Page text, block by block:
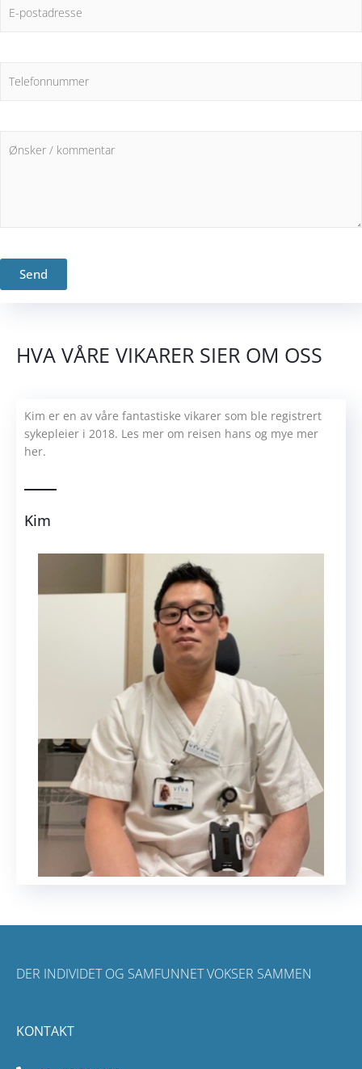
HVA VÅRE VIKARER SIER OM OSS
Kim er en av våre fantastiske vikarer som ble registrert
sykepleier i 2018. Les mer om reisen hans og mye mer
her.
Kim
DER INDIVIDET OG SAMFUNNET VOKSER SAMMEN
KONTAKT